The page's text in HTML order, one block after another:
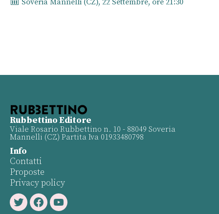
Rubbettino Editore
Viale Rosario Rubbettino n. 10 - 88049 Soveria
Mannelli (CZ) Partita Iva 01933480798
Info
Contatti
Proposte
Privacy policy
TwitterFacebookYoutube